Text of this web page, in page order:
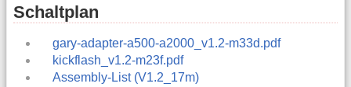
Schaltplan
gary-adapter-a500-a2000_v1.2-m33d.pdf
kickflash_v1.2-m23f.pdf
Assembly-List (V1.2_17m)